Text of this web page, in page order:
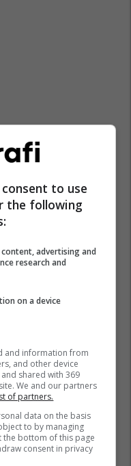
Stojanoviq
to use
the following
advertising and
research and
on a device
and information from
and other device
shared with 369
We and our partners
of partners.
data on the basis
to by managing
the bottom of this page
consent in privacy